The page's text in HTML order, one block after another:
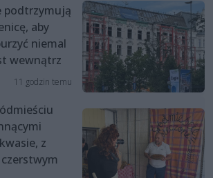
podtrzymują
aby
niemal
wewnątrz
11 godzin temu
z